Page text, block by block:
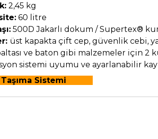
2,45 kg
60 litre
500D Jakarlı dokum / Supertex®
üst kapakta çift cep, güvenlik cebi,
ve baton gibi malzemeler için 2
sistemi uyumu ve ayarlanabilir
Taşıma Sistemi